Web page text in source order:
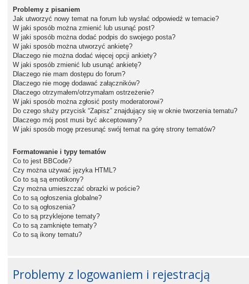
Problemy z pisaniem
Jak utworzyć nowy temat na forum lub wysłać odpowiedź w temacie?
W jaki sposób można zmienić lub usunąć post?
W jaki sposób można dodać podpis do swojego posta?
W jaki sposób można utworzyć ankietę?
Dlaczego nie można dodać więcej opcji ankiety?
W jaki sposób zmienić lub usunąć ankietę?
Dlaczego nie mam dostępu do forum?
Dlaczego nie mogę dodawać załączników?
Dlaczego otrzymałem/otrzymałam ostrzeżenie?
W jaki sposób można zgłosić posty moderatorowi?
Do czego służy przycisk “Zapisz” znajdujący się w oknie tworzenia tematu?
Dlaczego mój post musi być akceptowany?
W jaki sposób mogę przesunąć swój temat na górę strony tematów?
Formatowanie i typy tematów
Co to jest BBCode?
Czy można używać języka HTML?
Co to są są emotikony?
Czy można umieszczać obrazki w poście?
Co to są ogłoszenia globalne?
Co to są ogłoszenia?
Co to są przyklejone tematy?
Co to są zamknięte tematy?
Co to są ikony tematu?
Problemy z logowaniem i rejestracją